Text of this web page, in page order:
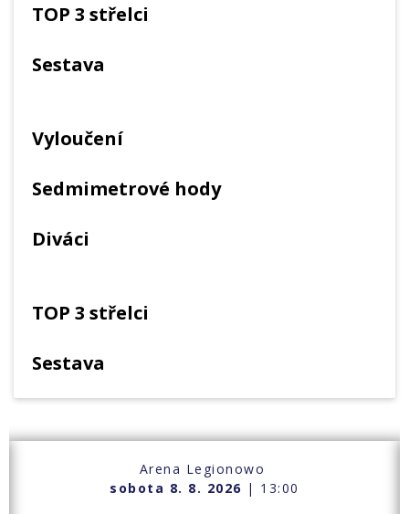
TOP 3 střelci
Sestava
Vyloučení
Sedmimetrové hody
Diváci
TOP 3 střelci
Sestava
Arena Legionowo
sobota 8. 8. 2026 | 13:00